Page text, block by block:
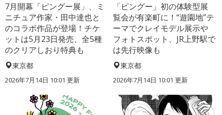
7月開幕「ピングー展」、ミ
ニチュア作家・田中達也と
のコラボ作品が登場！チケ
ットは5月23日発売、全5種
のクリアしおり特典も
東京都
2026年7月14日 10:01 更新
「ピングー」初の体験型展
覧会が有楽町に！“遊園地”テ
ーマでクレイモデル展示や
フォトスポット、JR上野駅で
は先行映像も
東京都
2026年7月14日 10:01 更新